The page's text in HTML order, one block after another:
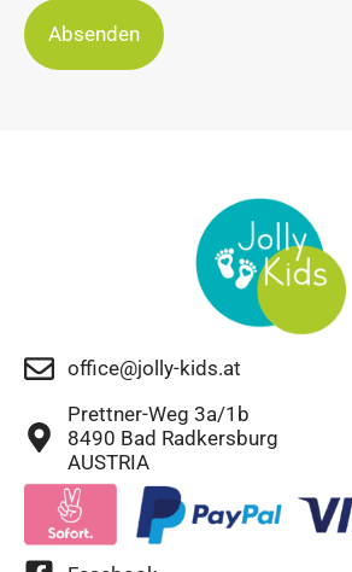
Absenden
office@jolly-kids.at
Prettner-Weg 3a/1b
8490 Bad Radkersburg
AUSTRIA